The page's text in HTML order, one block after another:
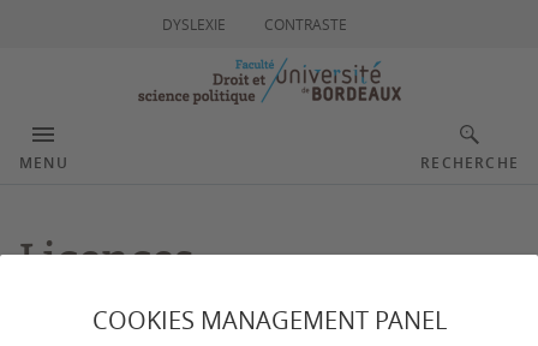
COOKIES MANAGEMENT PANEL
DYSLEXIE CONTRASTE
MENU RECHERCHE
Licences
professionnelles